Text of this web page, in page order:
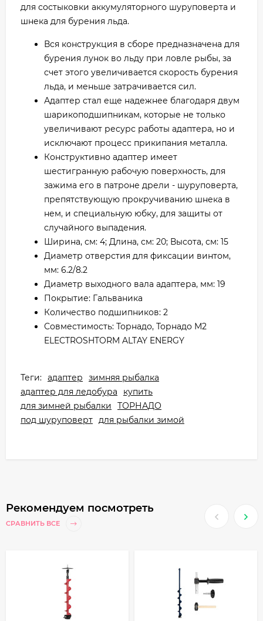
для состыковки аккумуляторного шуруповерта и
шнека для бурения льда.
Вся конструкция в сборе предназначена для
бурения лунок во льду при ловле рыбы, за
счет этого увеличивается скорость бурения
льда, и меньше затрачивается сил.
Адаптер стал еще надежнее благодаря двум
шарикоподшипникам, которые не только
увеличивают ресурс работы адаптера, но и
исключают процесс прикипания металла.
Конструктивно адаптер имеет
шестигранную рабочую поверхность, для
зажима его в патроне дрели - шуруповерта,
препятствующую прокручиванию шнека в
нем, и специальную юбку, для защиты от
случайного выпадения.
Ширина, см: 4; Длина, см: 20; Высота, см: 15
Диаметр отверстия для фиксации винтом,
мм: 6.2/8.2
Диаметр выходного вала адаптера, мм: 19
Покрытие: Гальваника
Количество подшипников: 2
Совместимость: Торнадо, Торнадо М2
ELECTROSHTORM ALTAY ENERGY
Теги: адаптер
зимняя рыбалка
адаптер для ледобура
купить
для зимней рыбалки
ТОРНАДО
под шуруповерт для рыбалки зимой
Рекомендуем посмотреть
СРАВНИТЬ ВСЕ